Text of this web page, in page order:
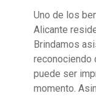
Uno de los
Alicante
Brindamos
reconociendo
puede ser
momento.